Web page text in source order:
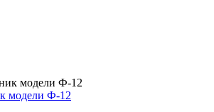
модели Ф-12